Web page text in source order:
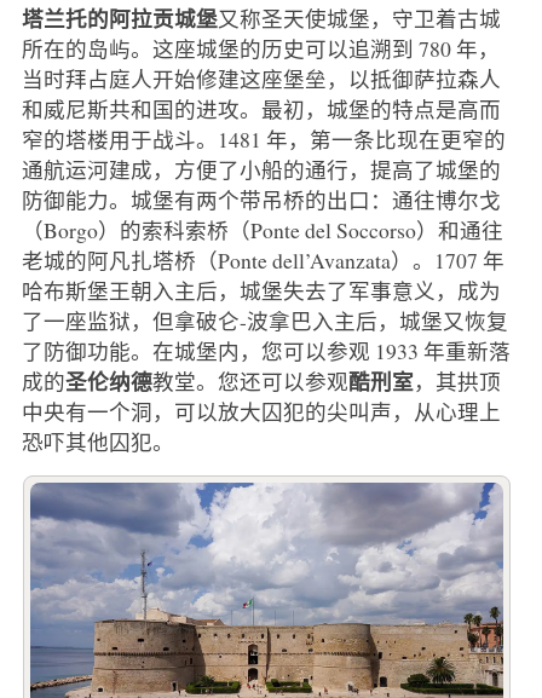
塔兰托的阿拉贡城堡又称圣天使城堡，守卫着古城
所在的岛屿。这座城堡的历史可以追溯到 780 年，
当时拜占庭人开始修建这座堡垒，以抵御萨拉森人
和威尼斯共和国的进攻。最初，城堡的特点是高而
窄的塔楼用于战斗。1481 年，第一条比现在更窄的
通航运河建成，方便了小船的通行，提高了城堡的
防御能力。城堡有两个带吊桥的出口：通往博尔戈
（Borgo）的索科索桥（Ponte del Soccorso）和通往
老城的阿凡扎塔桥（Ponte dell’Avanzata）。1707 年
哈布斯堡王朝入主后，城堡失去了军事意义，成为
了一座监狱，但拿破仑-波拿巴入主后，城堡又恢复
了防御功能。在城堡内，您可以参观 1933 年重新落
成的圣伦纳德教堂。您还可以参观酷刑室，其拱顶
中央有一个洞，可以放大囚犯的尖叫声，从心理上
恐吓其他囚犯。